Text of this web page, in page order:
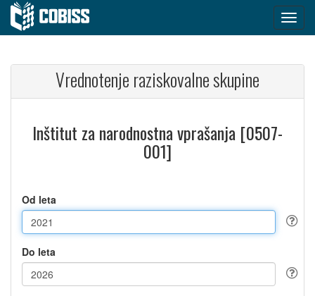
Vrednotenje raziskovalne skupine
Inštitut za narodnostna vprašanja [0507-
001]
Od leta
Do leta